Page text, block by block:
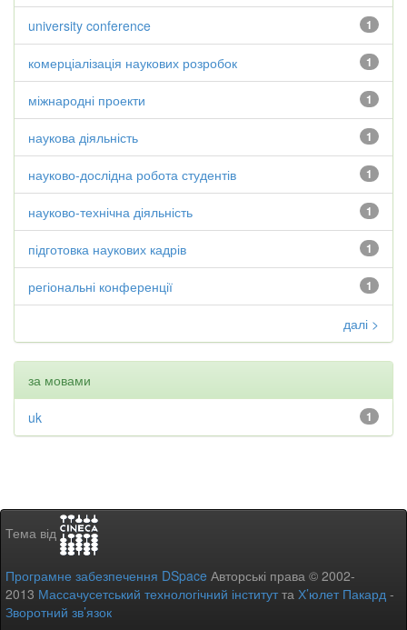
1
university conference
1
комерціалізація наукових розробок
1
міжнародні проекти
1
наукова діяльність
1
науково-дослідна робота студентів
1
науково-технічна діяльність
1
підготовка наукових кадрів
1
регіональні конференції
далі >
за мовами
1
uk
Тема від
Програмне забезпечення DSpace Авторські права © 2002-
2013 Массачусетський технологічний інститутта Х’юлет Пакард -
Зворотний зв’язок